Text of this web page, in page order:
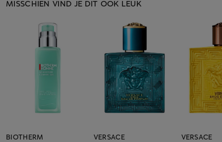
MISSCHIEN VIND JE DIT OOK LEUK
BIOTHERM
VERSACE
VERSACE